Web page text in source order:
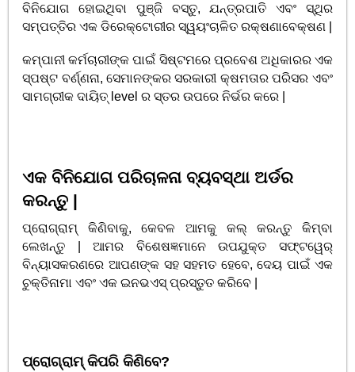
ବିନିଯୋଗ ହୋଇଥିବା ପୁଞ୍ଜି ବସ୍ତୁ, ଯନ୍ତ୍ରପାତି ଏବଂ ସ୍ଥିର
ସମ୍ପତ୍ତିର ଏକ ଡିରେକ୍ଟୋରୀର ସ୍ୱୟଂଚାଳିତ ରକ୍ଷଣାବେକ୍ଷଣ |
କମ୍ପାନୀ କର୍ମଚାରୀଙ୍କ ପାଇଁ ସିଷ୍ଟମରେ ପ୍ରବେଶ ଅଧିକାରର ଏକ
ସ୍ପଷ୍ଟ ବର୍ଣ୍ଣନା, ସେମାନଙ୍କର ସରକାରୀ କ୍ଷମତାର ପରିସର ଏବଂ
ସାମଗ୍ରୀକ ଦାୟିତ୍ level ର ସ୍ତର ଉପରେ ନିର୍ଭର କରେ |
ଏକ ବିନିଯୋଗ ପରିଚାଳନା ବ୍ୟବସ୍ଥା ଅର୍ଡର
କରନ୍ତୁ |
ପ୍ରୋଗ୍ରାମ୍ କିଣିବାକୁ, କେବଳ ଆମକୁ କଲ୍ କରନ୍ତୁ କିମ୍ବା
ଲେଖନ୍ତୁ | ଆମର ବିଶେଷଜ୍ଞମାନେ ଉପଯୁକ୍ତ ସଫ୍ଟୱେର୍
ବିନ୍ୟାସକରଣରେ ଆପଣଙ୍କ ସହ ସହମତ ହେବେ, ଦେୟ ପାଇଁ ଏକ
ଚୁକ୍ତିନାମା ଏବଂ ଏକ ଇନଭଏସ୍ ପ୍ରସ୍ତୁତ କରିବେ |
ପ୍ରୋଗ୍ରାମ୍ କିପରି କିଣିବେ?